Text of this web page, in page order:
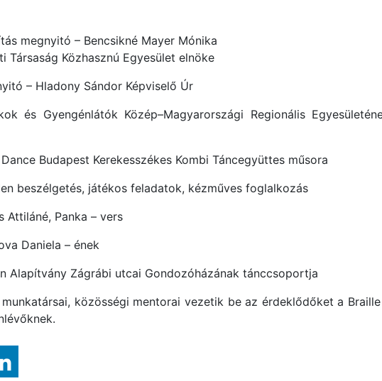
megnyitó – Bencsikné Mayer Mónika
Társaság Közhasznú Egyesület elnöke
– Hladony Sándor Képviselő Úr
és Gyengénlátók Közép–Magyarországi Regionális
Dance Budapest Kerekesszékes Kombi Táncegyüttes műsora
beszélgetés, játékos feladatok, kézműves foglalkozás
Attiláné, Panka – vers
Daniela – ének
Alapítvány Zágrábi utcai Gondozóházának tánccsoportja
közösségi mentorai vezetik be az érdeklődőket a